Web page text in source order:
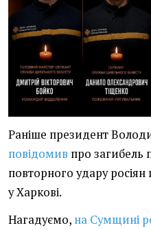
Раніше президент
повідомив про загибель
повторного удару росіян
у Харкові.
Нагадуємо, на Сумщині